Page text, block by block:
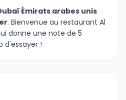
Émirats arabes unis
. Bienvenue au restaurant Al
donne une note de 5
d'essayer !